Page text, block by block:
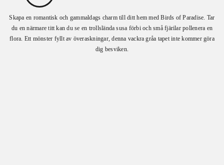
Skapa en romantisk och gammaldags charm till ditt hem med Birds of Paradise. Tar
du en närmare titt kan du se en trollslända susa förbi och små fjärilar pollenera en
flora. Ett mönster fyllt av överaskningar, denna vackra gråa tapet inte kommer göra
dig besviken.